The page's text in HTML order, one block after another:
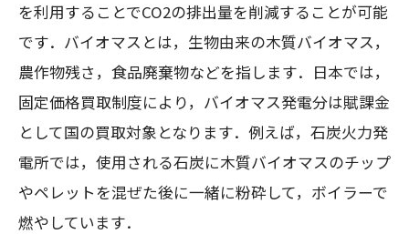
を利用することでCO2の排出量を削減することが可能
です．バイオマスとは，生物由来の木質バイオマス，
農作物残さ，食品廃棄物などを指します．日本では，
固定価格買取制度により，バイオマス発電分は賦課金
として国の買取対象となります．例えば，石炭火力発
電所では，使用される石炭に木質バイオマスのチップ
やペレットを混ぜた後に一緒に粉砕して，ボイラーで
燃やしています．